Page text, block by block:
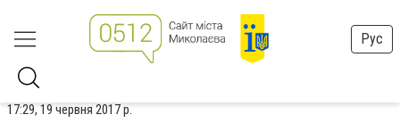
Рус
17:29, 19 червня 2017 р.